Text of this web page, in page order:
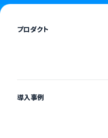
プロダクト
導入事例